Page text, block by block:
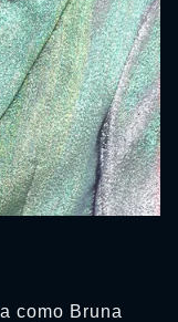
como Bruna